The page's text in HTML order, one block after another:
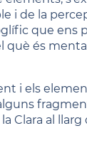
i de la
que ens
què és
i els
Clara al llarg